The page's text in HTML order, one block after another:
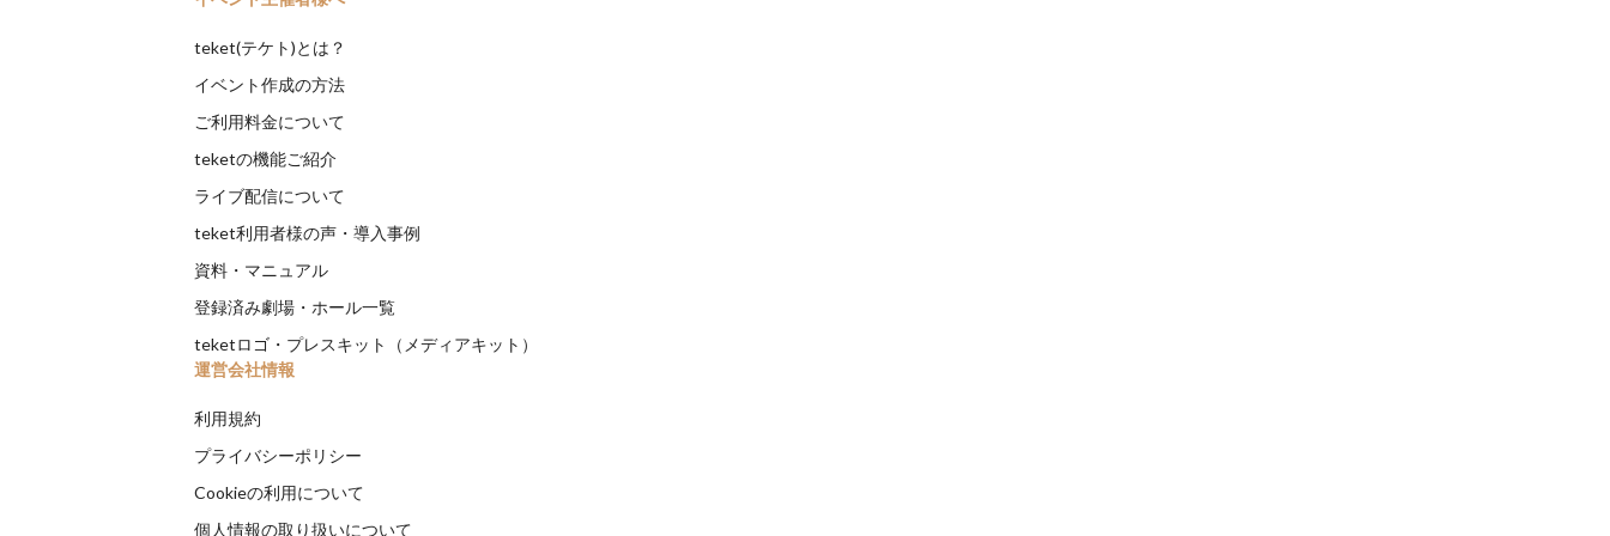
teket(テケト)とは？
イベント作成の方法
ご利用料金について
teketの機能ご紹介
ライブ配信について
teket利用者様の声・導入事例
資料・マニュアル
登録済み劇場・ホール一覧
teketロゴ・プレスキット（メディアキット）
運営会社情報
利用規約
プライバシーポリシー
Cookieの利用について
個人情報の取り扱いについて